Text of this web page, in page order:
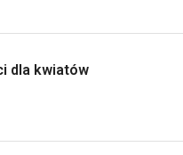
dla kwiatów